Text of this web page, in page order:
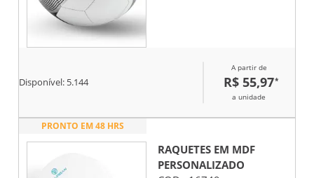
Disponível: 5.144
A partir de
R$ 55,97*
a unidade
PRONTO EM 48 HRS
RAQUETES EM MDF
PERSONALIZADO